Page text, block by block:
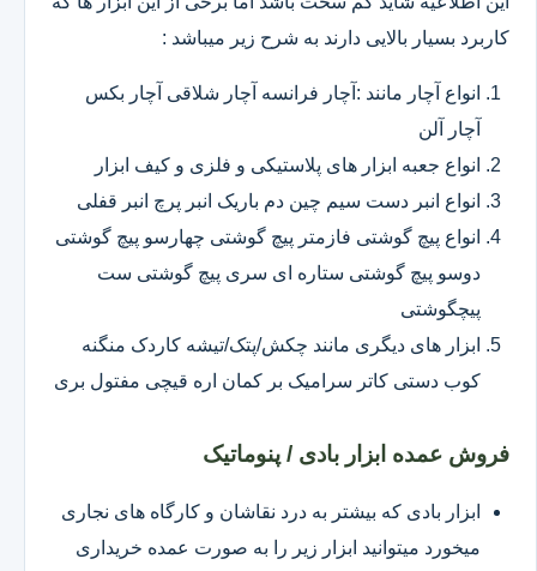
کاربرد بسیار بالایی دارند به شرح زیر میباشد :
انواع آچار مانند :آچار فرانسه آچار شلاقی آچار بکس
آچار آلن
انواع جعبه ابزار های پلاستیکی و فلزی و کیف ابزار
انواع انبر دست سیم چین دم باریک انبر پرچ انبر قفلی
انواع پیچ گوشتی فازمتر پیچ گوشتی چهارسو پیچ گوشتی
دوسو پیچ گوشتی ستاره ای سری پیچ گوشتی ست
پیچگوشتی
ابزار های دیگری مانند چکش/پتک/تیشه کاردک منگنه
کوب دستی کاتر سرامیک بر کمان اره قیچی مفتول بری
فروش عمده ابزار بادی / پنوماتیک
ابزار بادی که بیشتر به درد نقاشان و کارگاه های نجاری
میخورد میتوانید ابزار زیر را به صورت عمده خریداری